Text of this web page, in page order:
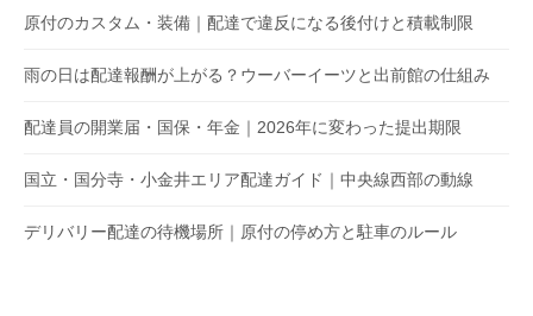
原付のカスタム・装備｜配達で違反になる後付けと積載制限
雨の日は配達報酬が上がる？ウーバーイーツと出前館の仕組み
配達員の開業届・国保・年金｜2026年に変わった提出期限
国立・国分寺・小金井エリア配達ガイド｜中央線西部の動線
デリバリー配達の待機場所｜原付の停め方と駐車のルール